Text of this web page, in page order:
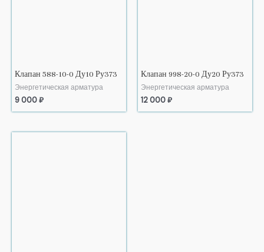
Клапан 588-10-0 Ду10 Ру373
Энергетическая арматура
9 000₽
Клапан 998-20-0 Ду20 Ру373
Энергетическая арматура
12 000₽